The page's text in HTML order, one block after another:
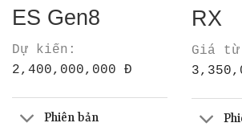
ES Gen8
Dự kiến:
2,400,000,000 Đ
Phiên bản
RX
Giá